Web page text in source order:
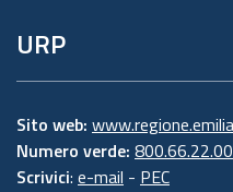
URP
Sito web:
Numero verde: 800.66.22.00
Scrivici: e-mail - PEC